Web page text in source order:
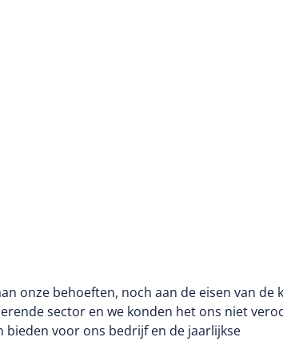
voedselveiligheid, institutionele
onze behoeften, noch aan de eisen van de
sector en we konden het ons niet
voor ons bedrijf en de jaarlijkse